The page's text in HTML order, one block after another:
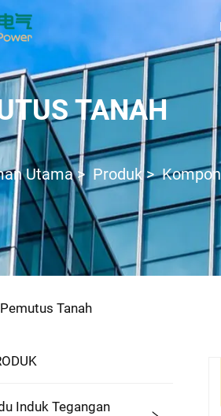
TANAH
Utama> Produk>
Pemutus Tanah
Induk Tegangan